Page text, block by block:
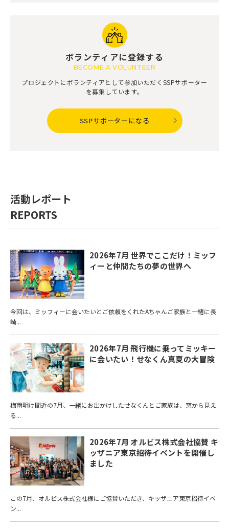
ボランティアに登録する
BECOME A VOLUNTEER
プロジェクトにボランティアとして参加いただく SSPサポーター
を募集しています。
SSPサポーターになる
活動レポート
REPORTS
2026年7月 世界でここだけ！ミッフ
ィーと仲間たちの夢の世界へ
今回は、ミッフィーに会いたいとご依頼をくれたAちゃんご家族と一緒に長
崎...
2026年7月 飛行機に乗ってミッキー
に会いたい！せなくん真夏の大冒険
梅雨明け間近の7月、一緒にお出かけしたせなくんとご家族は、窓から見え
る...
2026年7月 オルビス株式会社協賛 キ
ッザニア東京招待イベントを開催し
ました
この7月、オルビス株式会社様にご協賛いただき、キッザニア東京招待イベ
ン...